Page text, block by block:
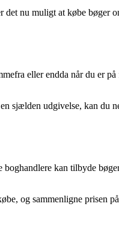
nu muligt at købe bøger
eller endda når du er
sjælden udgivelse, kan du
kan tilbyde
og sammenligne prisen